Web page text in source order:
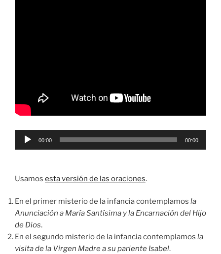
Reproductor
00:00 00:00
Usamos esta versión de las oraciones.
En el primer misterio de la infancia contemplamos la
Anunciación a María Santísima y la Encarnación del Hijo
de Dios.
En el segundo misterio de la infancia contemplamos la
visita de la Virgen Madre a su pariente Isabel.